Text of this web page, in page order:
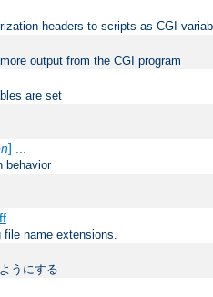
headers to scripts as CGI
output from the CGI program
are set
] ...
behavior
name extensions.
うにする